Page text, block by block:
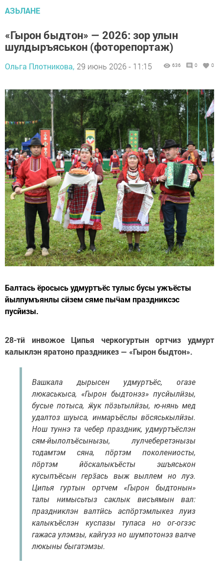
АЗЬЛАНЕ
«Гырон быдтон» — 2026: зор улын
шулдыръяськон (фоторепортаж)
Ольга Плотникова, 29 июнь 2026 - 11:15 636 0 0
Балтась ёросысь удмуртъёс тулыс бусы ужъёсты
йылпумъянлы сӥзем сяме пыӵам праздниксэс
пусйизы.
28-тӥ инвожое Ципья черкогуртын ортчиз удмурт
калыклэн яратоно праздникез — «Гырон быдтон».
Вашкала дырысен удмуртъёс, огазе
люкаськыса, «Гырон быдтонэз» пусйылӥзы,
бусые потыса, ӝук пӧзьтылӥзы, ю-нянь мед
удалтоз шуыса, инмаръёслы вӧсяськылӥзы.
Нош туннэ та чебер праздник, удмуртъёслэн
сям-йылолъёсынызы, лулчеберетэнызы
тодамтэм сяна, пӧртэм поколениосты,
пӧртэм йӧскалыкъёсты эшъяськон
кусыпъёсын герӟась выж выллем но луэ.
Ципья гуртын ортчем «Гырон быдтонын»
талы нимысьтыз саклык висъямын вал:
праздниклэн валтӥсь аспӧртэмлыкез луиз
калыкъёслэн куспазы тупаса но ог-огзэс
гажаса улэмзы, кайгуэз но шумпотонэз валче
люкыны быгатэмзы.